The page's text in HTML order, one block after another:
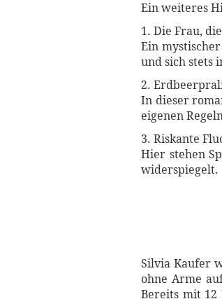
Ein weiteres
1. Die Frau,
Ein
und sich stets
2.
In dieser
eigenen
3. Riskante
Hier stehen
widerspiegelt.
Silvia Kaufer
ohne Arme
Bereits mit 12